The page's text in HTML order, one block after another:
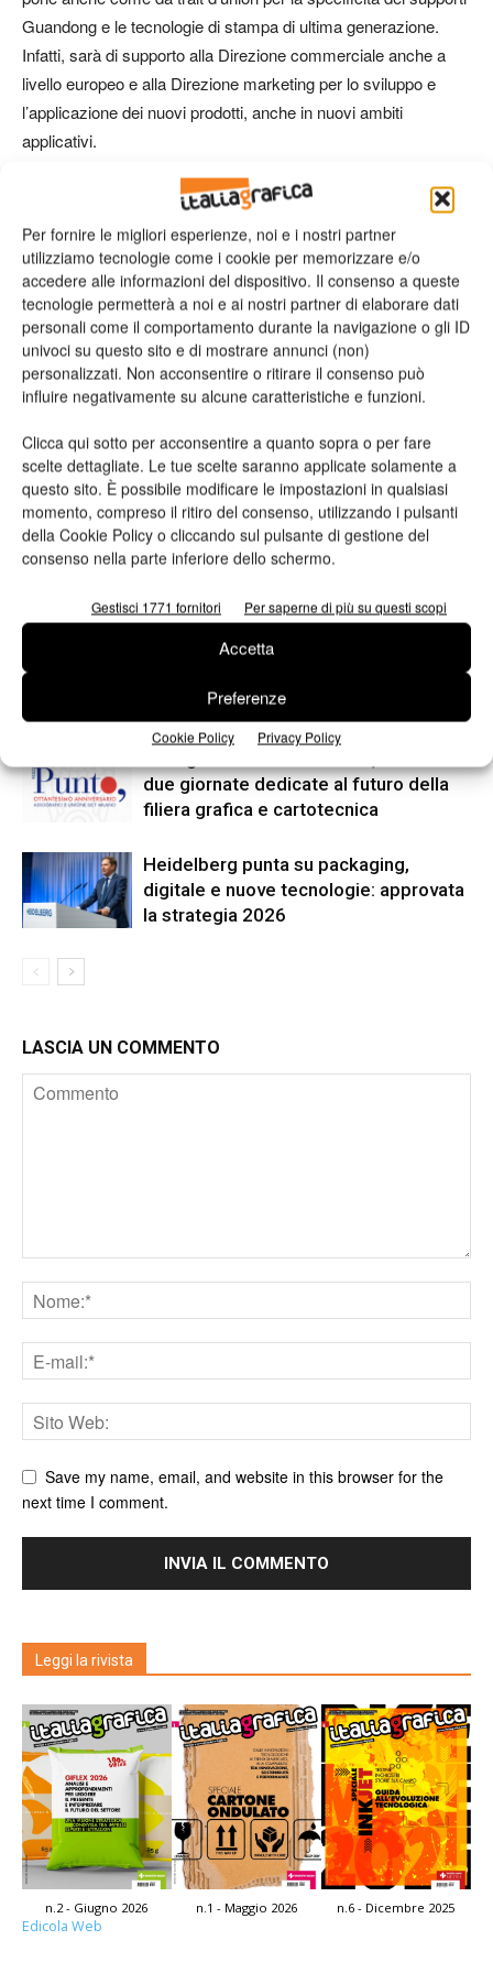
Per fornire le migliori esperienze, noi e i nostri partner
utilizziamo tecnologie come i cookie per memorizzare e/o
accedere alle informazioni del dispositivo. Il consenso a queste
tecnologie permetterà a noi e ai nostri partner di elaborare dati
personali come il comportamento durante la navigazione o gli ID
univoci su questo sito e di mostrare annunci (non)
personalizzati. Non acconsentire o ritirare il consenso può
influire negativamente su alcune caratteristiche e funzioni.
Clicca qui sotto per acconsentire a quanto sopra o per fare
scelte dettagliate. Le tue scelte saranno applicate solamente a
questo sito. È possibile modificare le impostazioni in qualsiasi
momento, compreso il ritiro del consenso, utilizzando i pulsanti
della Cookie Policy o cliccando sul pulsante di gestione del
consenso nella parte inferiore dello schermo.
Gestisci 1771 fornitori Per saperne di più su questi scopi
Accetta
Preferenze
Cookie Policy Privacy Policy
Guandong e le tecnologie di stampa di ultima generazione.
Infatti, sarà di supporto alla Direzione commerciale anche a
livello europeo e alla Direzione marketing per lo sviluppo e
l’applicazione dei nuovi prodotti, anche in nuovi ambiti
applicativi.
Poalo Littamè
Articolo precedente
Nuove modalità espressive
grazie ai cliché a incisione
laser di Albertin
Prossimo articolo
OKI Systems Italia e
Copyworld insieme per le arti
grafiche
Viscom 2026 cambia volto: debutta il
due giornate dedicate al futuro della
filiera grafica e cartotecnica
Heidelberg punta su packaging,
digitale e nuove tecnologie: approvata
la strategia 2026
LASCIA UN COMMENTO
Save my name, email, and website in this browser for the
next time I comment.
Leggi la rivista
n.2 - Giugno 2026 n.1 - Maggio 2026 n.6 - Dicembre 2025
Edicola Web